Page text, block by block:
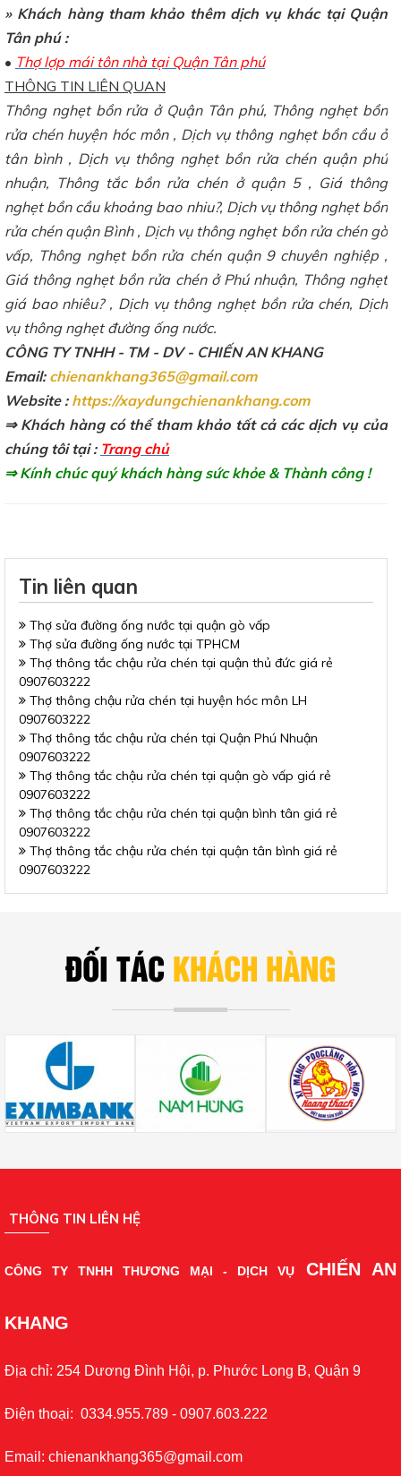
» Khách hàng tham khảo thêm dịch vụ khác tại Quận
Tân phú :
• Thợ lợp mái tôn nhà tại Quận Tân phú
THÔNG TIN LIÊN QUAN
Thông nghẹt bồn rửa ở Quận Tân phú, Thông nghẹt bồn
rửa chén huyện hóc môn , Dịch vụ thông nghẹt bồn cầu ở
tân bình , Dịch vụ thông nghẹt bồn rửa chén quận phú
nhuận, Thông tắc bồn rửa chén ở quận 5 , Giá thông
nghẹt bồn cầu khoảng bao nhiu?, Dịch vụ thông nghẹt bồn
rửa chén quận Bình , Dịch vụ thông nghẹt bồn rửa chén gò
vấp, Thông nghẹt bồn rửa chén quận 9 chuyên nghiệp ,
Giá thông nghẹt bồn rửa chén ở Phú nhuận, Thông nghẹt
giá bao nhiêu? , Dịch vụ thông nghẹt bồn rửa chén, Dịch
vụ thông nghẹt đường ống nước.
CÔNG TY TNHH - TM - DV - CHIẾN AN KHANG
Email: chienankhang365@gmail.com
Website :https://xaydungchienankhang.com
⇒ Khách hàng có thể tham khảo tất cả các dịch vụ của
chúng tôi tại : Trang chủ
⇒ Kính chúc quý khách hàng sức khỏe & Thành công !
Tin liên quan
Thợ sửa đường ống nước tại quận gò vấp
Thợ sửa đường ống nước tại TPHCM
Thợ thông tắc chậu rửa chén tại quận thủ đức giá rẻ
0907603222
Thợ thông chậu rửa chén tại huyện hóc môn LH
0907603222
Thợ thông tắc chậu rửa chén tại Quận Phú Nhuận
0907603222
Thợ thông tắc chậu rửa chén tại quận gò vấp giá rẻ
0907603222
Thợ thông tắc chậu rửa chén tại quận bình tân giá rẻ
0907603222
Thợ thông tắc chậu rửa chén tại quận tân bình giá rẻ
0907603222
ĐỐI TÁC KHÁCH HÀNG
THÔNG TIN LIÊN HỆ
CÔNG TY TNHH THƯƠNG MẠI - DỊCH VỤ CHIẾN AN
KHANG
Địa chỉ: 254 Dương Đình Hội, p. Phước Long B, Quận 9
Điện thoại: 0334.955.789 - 0907.603.222
Email: chienankhang365@gmail.com